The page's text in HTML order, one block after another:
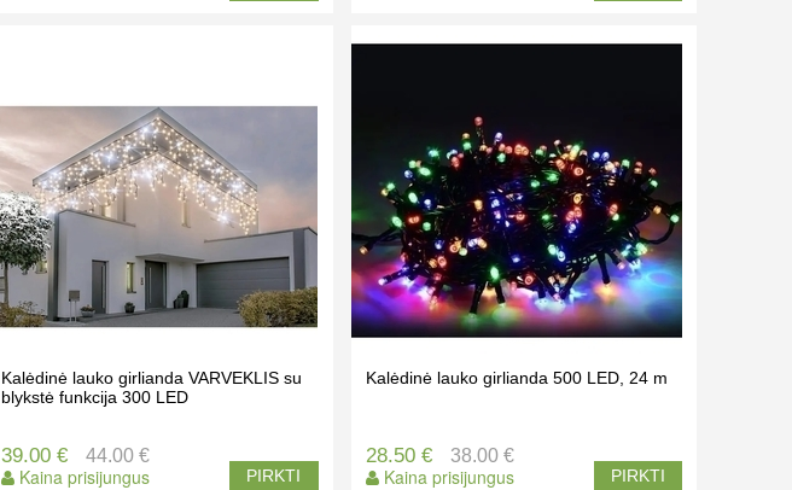
Kalėdinė lauko girlianda VARVEKLIS su
blykstė funkcija 300 LED
39.00 €
Kaina prisijungus
44.00 €
PIRKTI
Kalėdinė lauko girlianda 500 LED, 24 m
28.50 €
Kaina prisijungus
38.00 €
PIRKTI